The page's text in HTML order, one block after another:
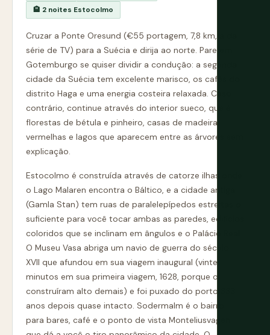
🏨 2 noites Estocolmo
Cruzar a Ponte Oresund (€55 portagem, 7,8 km, a da
série de TV) para a Suécia e dirija ao norte. Pare em
Gotemburgo se quiser dividir a condução: a segunda
cidade da Suécia tem excelente marisco, os cafés do
distrito Haga e uma energia costeira relaxada. Caso
contrário, continue através do interior sueco, que é
florestas de bétula e pinheiro, casas de madeira
vermelhas e lagos que aparecem entre as árvores sem
explicação.
Estocolmo é construída através de catorze ilhas onde
o Lago Malaren encontra o Báltico, e a cidade antiga
(Gamla Stan) tem ruas de paralelepípedos estreitas o
suficiente para você tocar ambas as paredes, edifícios
coloridos que se inclinam em ângulos e o Palácio Real.
O Museu Vasa abriga um navio de guerra do século
XVII que afundou em sua viagem inaugural (vinte
minutos em sua primeira viagem, 1628, porque o
construíram alto demais) e foi puxado do porto 333
anos depois quase intacto. Sodermalm é o bairro
para bares, café e o ponto de vista Monteliusvagen